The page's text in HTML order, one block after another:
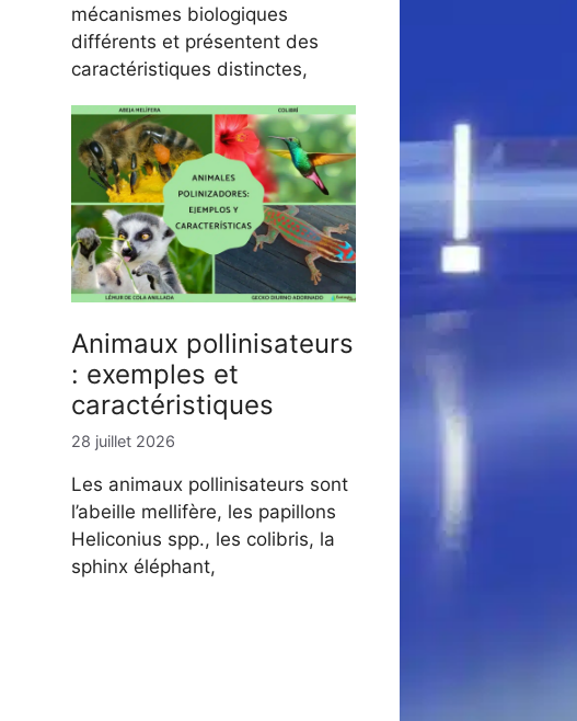
mécanismes biologiques
différents et présentent des
caractéristiques distinctes,
Animaux pollinisateurs
: exemples et
caractéristiques
28 juillet 2026
Les animaux pollinisateurs sont
l’abeille mellifère, les papillons
Heliconius spp., les colibris, la
sphinx éléphant,